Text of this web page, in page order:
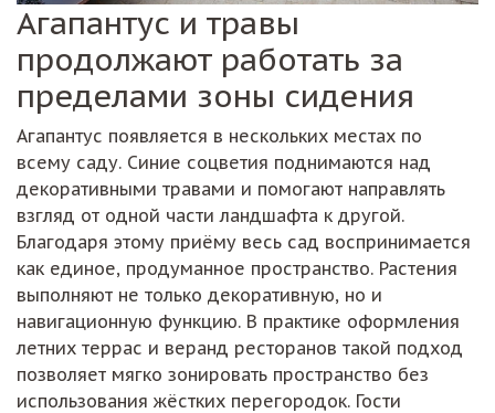
Агапантус и травы
продолжают работать за
пределами зоны сидения
Агапантус появляется в нескольких местах по
всему саду. Синие соцветия поднимаются над
декоративными травами и помогают направлять
взгляд от одной части ландшафта к другой.
Благодаря этому приёму весь сад воспринимается
как единое, продуманное пространство. Растения
выполняют не только декоративную, но и
навигационную функцию. В практике оформления
летних террас и веранд ресторанов такой подход
позволяет мягко зонировать пространство без
использования жёстких перегородок. Гости